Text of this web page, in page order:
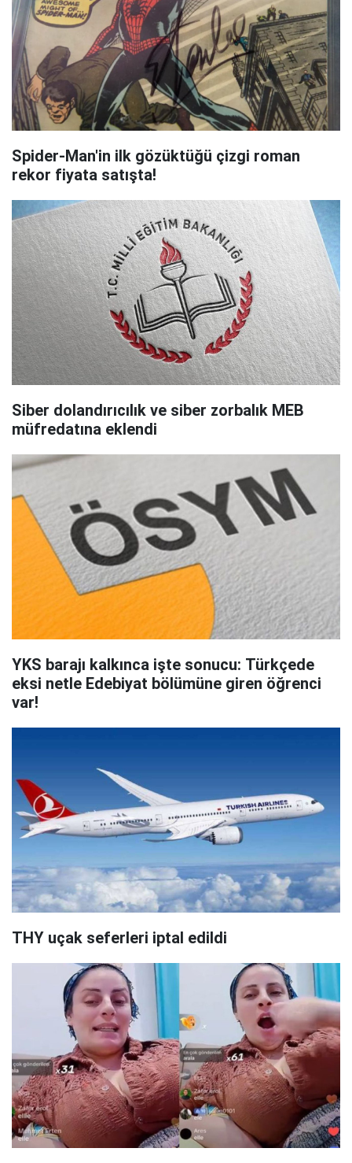
Spider-Man'in ilk gözüktüğü çizgi roman
rekor fiyata satışta!
Siber dolandırıcılık ve siber zorbalık MEB
müfredatına eklendi
YKS barajı kalkınca işte sonucu: Türkçede
eksi netle Edebiyat bölümüne giren öğrenci
var!
THY uçak seferleri iptal edildi